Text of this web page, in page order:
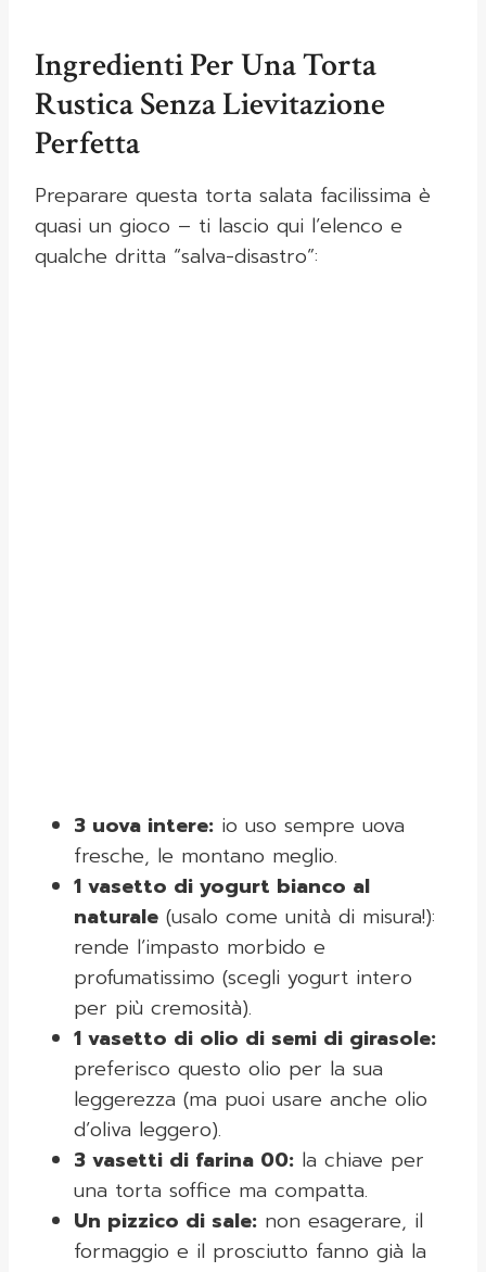
Ingredienti Per Una Torta
Rustica Senza Lievitazione
Perfetta
Preparare questa torta salata facilissima è
quasi un gioco – ti lascio qui l’elenco e
qualche dritta “salva-disastro”:
3 uova intere: io uso sempre uova
fresche, le montano meglio.
1 vasetto di yogurt bianco al
naturale (usalo come unità di misura!):
rende l’impasto morbido e
profumatissimo (scegli yogurt intero
per più cremosità).
1 vasetto di olio di semi di girasole:
preferisco questo olio per la sua
leggerezza (ma puoi usare anche olio
d’oliva leggero).
3 vasetti di farina 00: la chiave per
una torta soffice ma compatta.
Un pizzico di sale: non esagerare, il
formaggio e il prosciutto fanno già la